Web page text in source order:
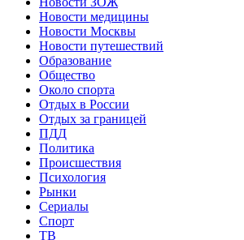
Новости медицины
Новости Москвы
Новости путешествий
Образование
Общество
Около спорта
Отдых в России
Отдых за границей
ПДД
Политика
Происшествия
Психология
Рынки
Сериалы
Спорт
ТВ